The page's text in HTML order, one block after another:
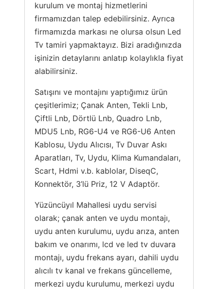
kurulum ve montaj hizmetlerini
firmamızdan talep edebilirsiniz. Ayrıca
firmamızda markası ne olursa olsun Led
Tv tamiri yapmaktayız. Bizi aradığınızda
işinizin detaylarını anlatıp kolaylıkla fiyat
alabilirsiniz.
Satışını ve montajını yaptığımız ürün
çeşitlerimiz; Çanak Anten, Tekli Lnb,
Çiftli Lnb, Dörtlü Lnb, Quadro Lnb,
MDU5 Lnb, RG6-U4 ve RG6-U6 Anten
Kablosu, Uydu Alıcısı, Tv Duvar Askı
Aparatları, Tv, Uydu, Klima Kumandaları,
Scart, Hdmi v.b. kablolar, DiseqC,
Konnektör, 3’lü Priz, 12 V Adaptör.
Yüzüncüyıl Mahallesi uydu servisi
olarak; çanak anten ve uydu montajı,
uydu anten kurulumu, uydu arıza, anten
bakım ve onarımı, lcd ve led tv duvara
montajı, uydu frekans ayarı, dahili uydu
alıcılı tv kanal ve frekans güncelleme,
merkezi uydu kurulumu, merkezi uydu